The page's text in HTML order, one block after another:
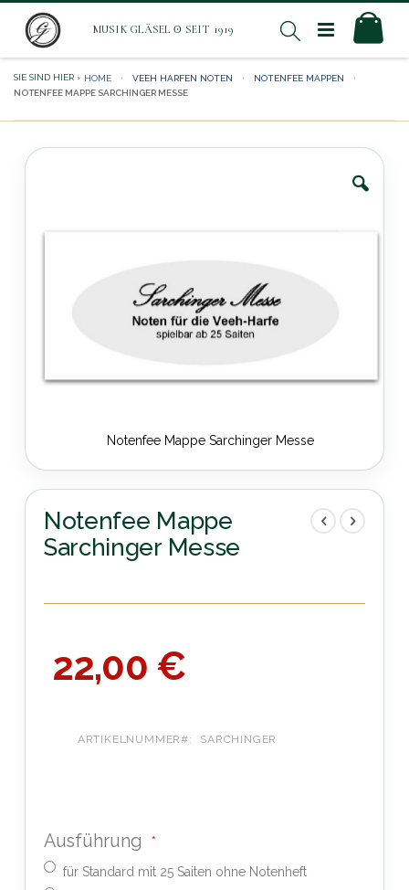
Direkt
zum
Suche
HOME VEEH HARFEN NOTEN
NOTENFEE MAPPEN
NOTENFEE MAPPE SARCHINGER MESSE
Bildergalerie
Notenfee Mappe Sarchinger Messe
Zum
Anfang
der
Bildergalerie
springen
Notenfee Mappe
Sarchinger Messe
22,00 €
ARTIKELNUMMER SARCHINGER
Ausführung
für Standard mit 25 Saiten ohne Notenheft